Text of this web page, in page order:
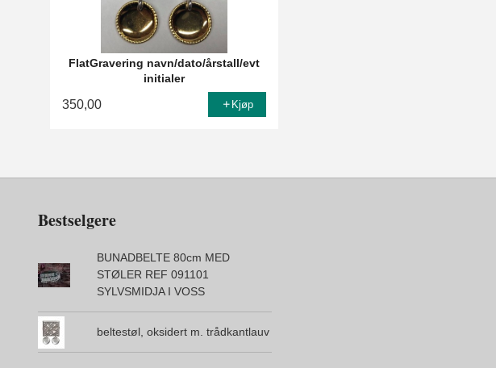
FlatGravering navn/dato/årstall/evt
initialer
350,00 Kjøp
Bestselgere
BUNADBELTE 80cm MED
STØLER REF 091101
SYLVSMIDJA I VOSS
beltestøl, oksidert m. trådkantlauv